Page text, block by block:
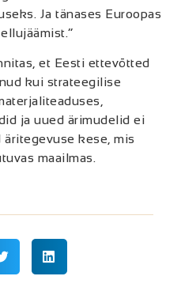
Ja tänases Euroopas
et Eesti ettevõtted
kui strateegilise
ja uued ärimudelid ei
kese, mis
maailmas.